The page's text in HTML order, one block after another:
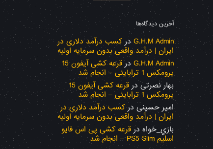
آخرین دیدگاه‌ها
G.H.M Adminدر کسب درآمد دلاری در
ایران | درآمد واقعی بدون سرمایه اولیه
G.H.M Adminدر قرعه کشی آیفون 15
پرومکس 1 ترابایتی – انجام شد
بهار نصرتی در قرعه کشی آیفون 15
پرومکس 1 ترابایتی – انجام شد
امیر حسینی درکسب درآمد دلاری در
ایران | درآمد واقعی بدون سرمایه اولیه
بازي_خواه در قرعه کشی پی اس فایو
اسلیم PS5 Slim – انجام شد